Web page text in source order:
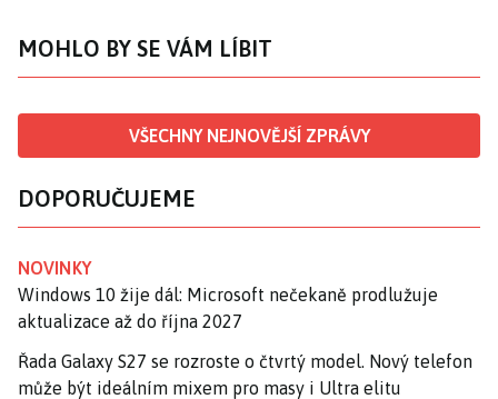
MOHLO BY SE VÁM LÍBIT
VŠECHNY NEJNOVĚJŠÍ ZPRÁVY
DOPORUČUJEME
NOVINKY
Windows 10 žije dál: Microsoft nečekaně prodlužuje
aktualizace až do října 2027
Řada Galaxy S27 se rozroste o čtvrtý model. Nový telefon
může být ideálním mixem pro masy i Ultra elitu